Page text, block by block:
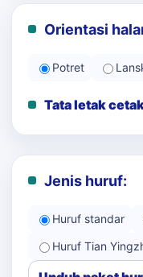
Orientasi
Potret
Tata letak
Jenis huruf:
Huruf standar
Huruf Tian